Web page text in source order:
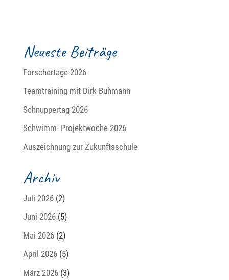
Neueste Beiträge
Forschertage 2026
Teamtraining mit Dirk Buhmann
Schnuppertag 2026
Schwimm- Projektwoche 2026
Auszeichnung zur Zukunftsschule
Archiv
Juli 2026(2)
Juni 2026(5)
Mai 2026(2)
April 2026(5)
März 2026(3)